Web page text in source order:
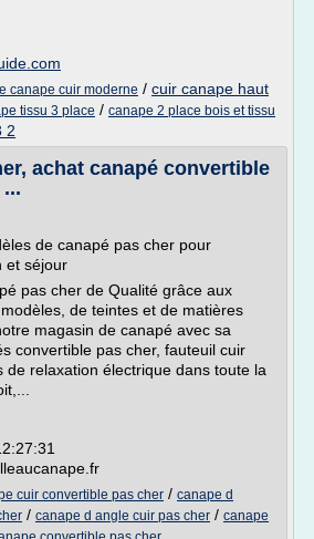
canape cuir moderne / cuir canape haut
tissu 3 place / canape 2 place bois et tissu
2
achat canapé convertible
de canapé pas cher pour
et séjour
pas cher de Qualité grâce aux
de teintes et de matières
magasin de canapé avec sa
convertible pas cher, fauteuil cuir
de relaxation électrique dans toute la
cuir convertible pas cher / canape d
/ canape d angle cuir pas cher / canape